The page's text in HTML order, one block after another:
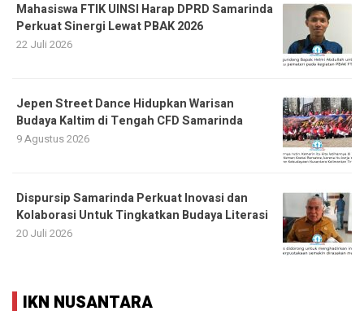
Mahasiswa FTIK UINSI Harap DPRD Samarinda
Perkuat Sinergi Lewat PBAK 2026
22 Juli 2026
Jepen Street Dance Hidupkan Warisan
Budaya Kaltim di Tengah CFD Samarinda
9 Agustus 2026
Dispursip Samarinda Perkuat Inovasi dan
Kolaborasi Untuk Tingkatkan Budaya Literasi
20 Juli 2026
IKN NUSANTARA